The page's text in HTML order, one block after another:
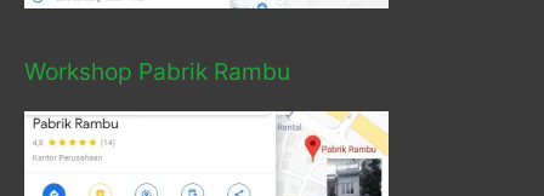
Workshop Pabrik Rambu